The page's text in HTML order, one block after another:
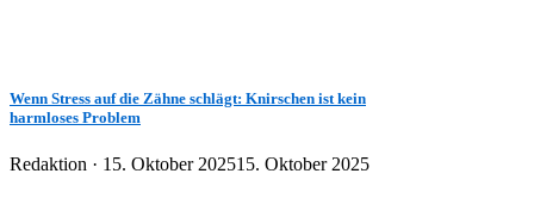
Wenn Stress auf die Zähne schlägt: Knirschen ist kein
harmloses Problem
Redaktion · Veröffentlicht
15. Oktober 202515. Oktober 2025